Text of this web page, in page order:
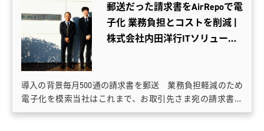
郵送だった請求書をAirRepoで電
子化 業務負担とコストを削減 |
株式会社内田洋行ITソリューシ
導入の背景毎月500通の請求書を郵送 業務負担軽減のため
電子化を模索当社はこれまで、お取引先さま宛の請求書を
すべて郵送していました。その数は、本社から発送するも